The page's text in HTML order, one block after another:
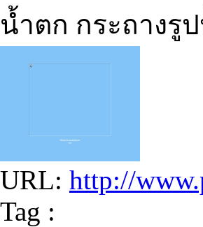
น้ำตก กระถางรู
URL: http://
Tag :